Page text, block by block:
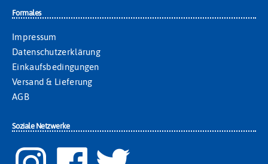
Formales
Impressum
Datenschutzerklärung
Einkaufsbedingungen
Versand & Lieferung
AGB
Soziale Netzwerke